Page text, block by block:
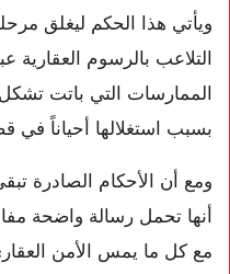
ويأتي هذا الحكم ليغلق
التلاعب بالرسوم العقارية
الممارسات التي باتت
بسبب استغلالها أحياناً في
ومع أن الأحكام الصادرة تبقى
أنها تحمل رسالة واضحة
مع كل ما يمس الأمن